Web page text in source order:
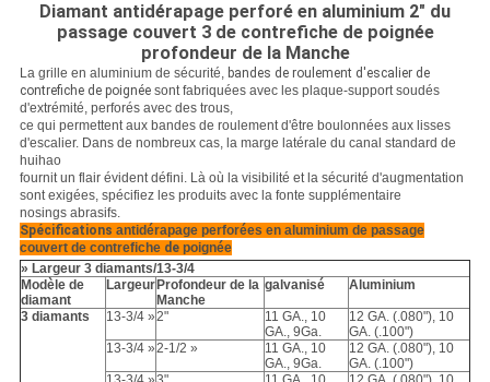
Diamant antidérapage perforé en aluminium 2" du
passage couvert 3 de contrefiche de poignée
profondeur de la Manche
La grille en aluminium de sécurité,bandes de roulement d'escalier de
contrefiche de poignée sont fabriquées avec les plaque-support soudés
d'extrémité, perforés avec des trous,
ce qui permettent aux bandes de roulement d'être boulonnées aux lisses
d'escalier. Dans de nombreux cas, la marge latérale du canal standard de
huihao
fournit un flair évident défini. Là où la visibilité et la sécurité d'augmentation
sont exigées, spécifiez les produits avec la fonte supplémentaire
nosings abrasifs.
Spécifications antidérapage perforées en aluminium de passage
couvert de contrefichede poignée
» Largeur 3 diamants/13-3/4
Modèle de
diamant
Largeur Profondeur de la
Manche
galvanisé Aluminium
3 diamants 13-3/4 »2"
11 GA., 10
GA., 9Ga.
12 GA. (.080"), 10
GA. (.100")
13-3/4 »2-1/2 »
11 GA., 10
GA., 9Ga.
12 GA. (.080"), 10
GA. (.100")